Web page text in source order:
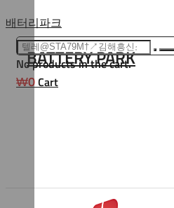
Skip
content
배터리파크
BATTERY PARK
No products in the cart.
₩0Cart